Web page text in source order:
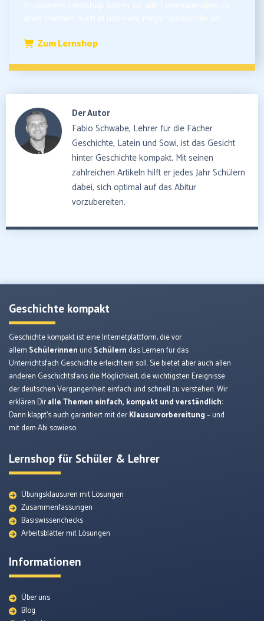
Zum Lernshop
Der Autor
Fabio Schwabe, Lehrer für die Fächer
Geschichte, Latein und Sowi, ist das Gesicht
hinter Geschichte kompakt. Mit seinen
zahlreichen Artikeln hilft er jedes Jahr Schülern
dabei, sich optimal auf das Abitur
vorzubereiten.
Geschichte kompakt
Geschichte kompakt ist eine Internetplattform, die vor
allem Schülerinnen und Schülern das Lernen für das
Unterrichtsfach Geschichte erleichtern soll. Sie bietet aber auch allen
anderen Geschichtsfans die Möglichkeit, die wichtigsten Ereignisse
der deutschen Vergangenheit einfach und schnell zu verstehen. Wir
erklären Diralle Themen einfach, kompakt und verständlich:
Dann klappt’s auch garantiert mit derKlausurvorbereitung– und
mit dem Abi sowieso.
Lernshop für Schüler & Lehrer
Übungsklausuren mit Lösungen
Zusammenfassungen
Basiswissenchecks
Arbeitsblätter mit Lösungen
Informationen
Über uns
Blog